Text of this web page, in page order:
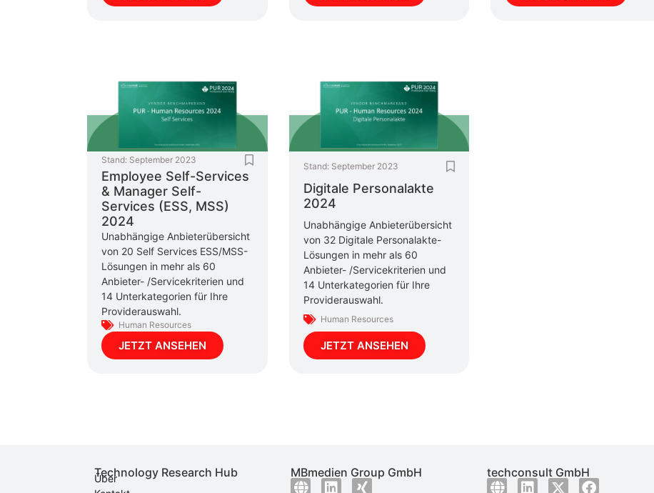
Stand: September 2023
Employee Self-Services
& Manager Self-
Services (ESS, MSS)
2024
Unabhängige Anbieterübersicht
von 20 Self Services ESS/MSS-
Lösungen in mehr als 60
Anbieter- /Servicekriterien und
14 Unterkategorien für Ihre
Providerauswahl.
Human Resources
JETZT ANSEHEN
Stand: September 2023
Digitale Personalakte
2024
Unabhängige Anbieterübersicht
von 32 Digitale Personalakte-
Lösungen in mehr als 60
Anbieter- /Servicekriterien und
14 Unterkategorien für Ihre
Providerauswahl.
Human Resources
JETZT ANSEHEN
Technology Research Hub
Über
MBmedien Group GmbH techconsult GmbH